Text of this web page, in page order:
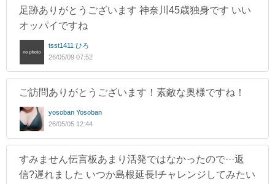
足跡ありがとうございます 神奈川45歳独身です いい
オッパイですね
tsst1411 ひろ
26/05/09 07:52
ご訪問ありがとうございます！素敵な奥様ですね！
yosoban Yosoban
26/05/05 12:44
すみません伝言板あまり活発ではなかったので···返
信?遅れました いつか島根延長!チャレンジしてみたい